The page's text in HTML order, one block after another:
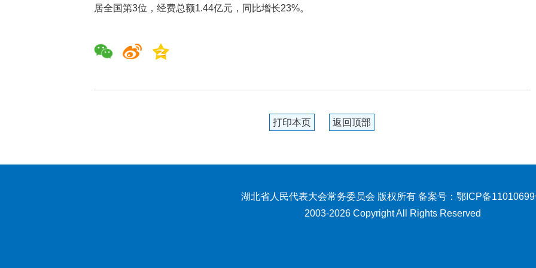
居全国第3位，经费总额1.44亿元，同比增长23%。
打印本页 返回顶部
湖北省人民代表大会常务委员会 版权所有 备案号： 鄂ICP备
2003-2026 Copyright All Rights Reserved